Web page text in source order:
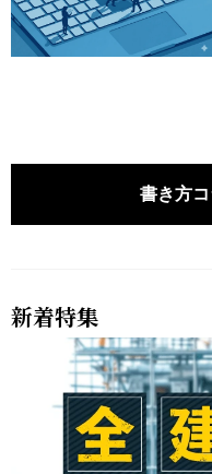
書き方
新着特集